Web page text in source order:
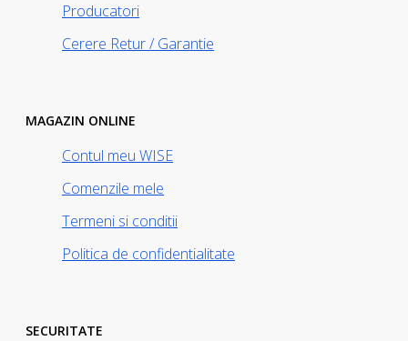
Producatori
Cerere Retur / Garantie
MAGAZIN ONLINE
Contul meu WISE
Comenzile mele
Termeni si conditii
Politica de confidentialitate
SECURITATE